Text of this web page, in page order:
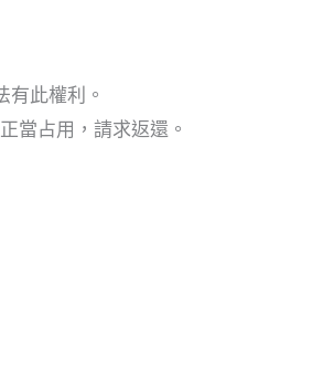
有此權利。
當占用，請求返還。